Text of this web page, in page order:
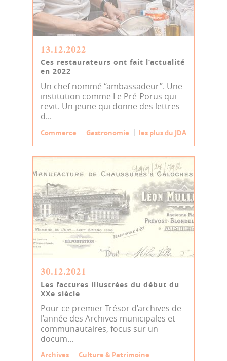
13.12.2022
Ces restaurateurs ont fait l’actualité
en 2022
Un chef nommé “ambassadeur”. Une
institution comme Le Pré-Porus qui
revit. Un jeune qui donne des lettres
d...
Commerce Gastronomie les plus du JDA
30.12.2021
Les factures illustrées du début du
XXe siècle
Pour ce premier Trésor d’archives de
l’année des Archives municipales et
communautaires, focus sur un
docum...
Archives
Culture & Patrimoine